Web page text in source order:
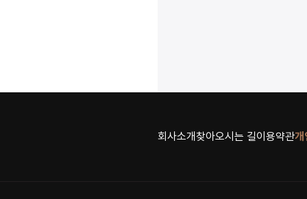
회사소개찾아오시는 길이용약관개